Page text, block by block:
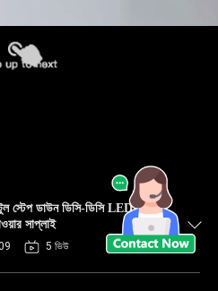
ডাউন ডিসি-ডিসি LED টিভি
সাপ্লাই
5 ভিউ